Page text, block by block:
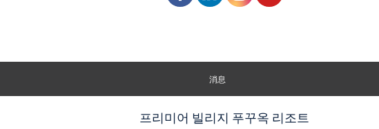
消息
프리미어 빌리지 푸꾸옥 리조트